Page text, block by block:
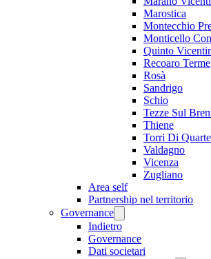
Marostica
Montecchio
Monticello
Quinto
Recoaro Terme
Rosà
Sandrigo
Schio
Tezze Sul
Thiene
Torri Di
Valdagno
Vicenza
Zugliano
Area self
Partnership nel territorio
Governance
Indietro
Governance
Dati societari